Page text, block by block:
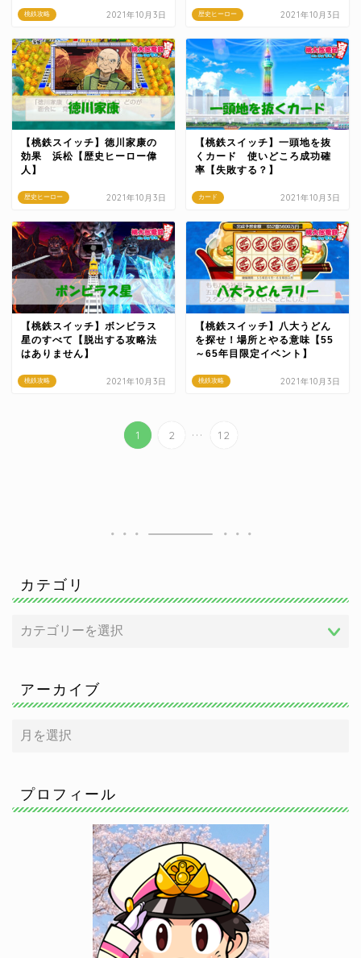
桃鉄攻略 2021年10月3日 歴史ヒーロー 2021年10月3日
歴史ヒーロー
【桃鉄スイッチ】徳川家康の
効果 浜松【歴史ヒーロー偉
人】
2021年10月3日 カード
【桃鉄スイッチ】一頭地を抜
くカード 使いどころ成功確
率【失敗する？】
2021年10月3日
桃鉄攻略
【桃鉄スイッチ】ボンビラス
星のすべて【脱出する攻略法
はありません】
2021年10月3日 桃鉄攻略
【桃鉄スイッチ】八大うどん
を探せ！場所とやる意味【55
～65年目限定イベント】
2021年10月3日
1 2 ... 12
カテゴリ
アーカイブ
プロフィール